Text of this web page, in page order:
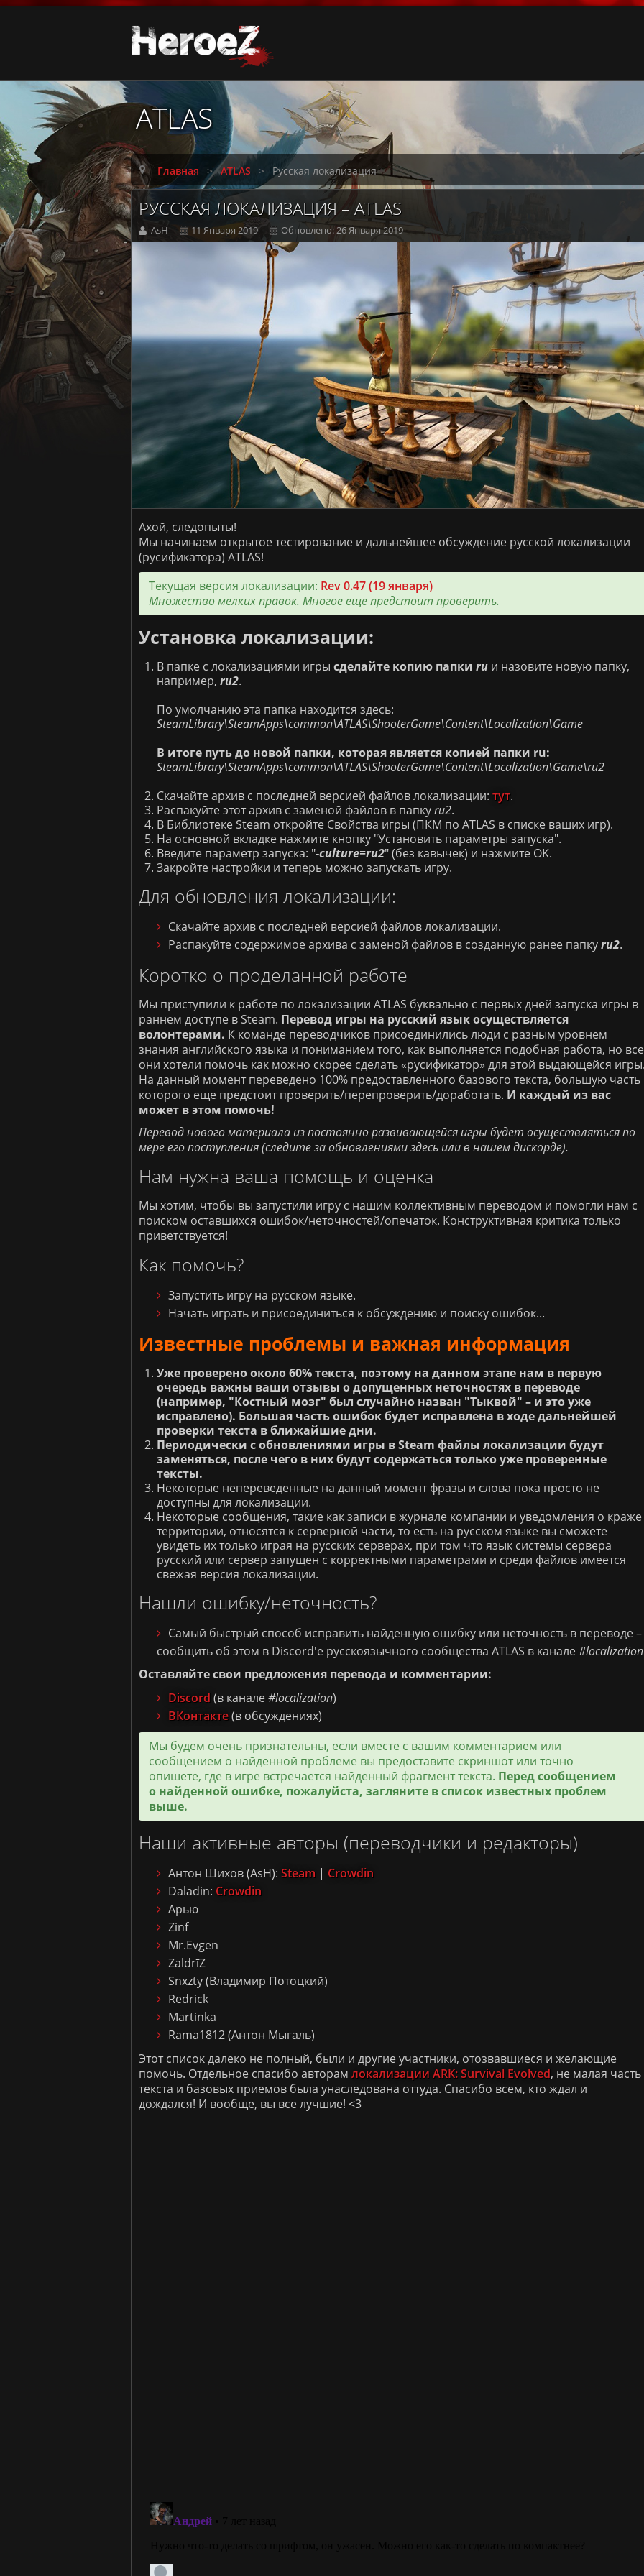
ATLAS
Главная > ATLAS > Русская локализация
РУССКАЯ ЛОКАЛИЗАЦИЯ – ATLAS
AsH 11 Января 2019 Обновлено: 26 Января 2019
Ахой, следопыты!
Мы начинаем открытое тестирование и дальнейшее обсуждение русской локализации
(русификатора) ATLAS!
Текущая версия локализации: Rev 0.47 (19 января)
Множество мелких правок. Многое еще предстоит проверить.
Установка локализации:
В папке с локализациями игры сделайте копию папки ru и назовите новую папку,
например, ru2.
По умолчанию эта папка находится здесь:
SteamLibrary\SteamApps\common\ATLAS\ShooterGame\Content\Localization\Game
В итоге путь до новой папки, которая является копией папки ru:
SteamLibrary\SteamApps\common\ATLAS\ShooterGame\Content\Localization\Game\ru2
Скачайте архив с последней версией файлов локализации: тут.
Распакуйте этот архив с заменой файлов в папкуru2.
В Библиотеке Steam откройте Свойства игры (ПКМ по ATLAS в списке ваших игр).
На основной вкладке нажмите кнопку "Установить параметры запуска".
Введите параметр запуска: "-culture=ru2" (без кавычек) и нажмите ОK.
Закройте настройки и теперь можно запускать игру.
Для обновления локализации:
Скачайте архив с последней версией файлов локализации.
Распакуйте содержимое архива с заменой файлов в созданную ранее папкуru2.
Коротко о проделанной работе
Мы приступили к работе по локализации ATLAS буквально с первых дней запуска игры в
раннем доступе в Steam. Перевод игры на русский язык осуществляется
волонтерами. К команде переводчиков присоединились люди с разным уровнем
знания английского языка и пониманием того, как выполняется подобная работа, но все
они хотели помочь как можно скорее сделать «русификатор» для этой выдающейся
На данный момент переведено 100% предоставленного базового текста, большую часть
которого еще предстоит проверить/перепроверить/доработать. И каждый из вас
может в этом помочь!
Перевод нового материала из постоянно развивающейся игры будет осуществляться по
мере его поступления (следите за обновлениями здесь или в нашем дискорде).
Нам нужна ваша помощь и оценка
Мы хотим, чтобы вы запустили игру с нашим коллективным переводом и помогли нам с
поиском оставшихся ошибок/неточностей/опечаток. Конструктивная критика только
приветствуется!
Как помочь?
Запустить игру на русском языке.
Начать играть и присоединиться к обсуждению и поиску ошибок...
Известные проблемы и важная информация
Уже проверено около 60% текста, поэтому на данном этапе нам в первую
очередь важны ваши отзывы о допущенных неточностях в переводе
(например, "Костный мозг" был случайно назван "Тыквой" – и это уже
исправлено). Большая часть ошибок будет исправлена в ходе дальнейшей
проверки текста в ближайшие дни.
Периодически с обновлениями игры в Steam файлы локализации будут
заменяться, после чего в них будут содержаться только уже проверенные
тексты.
Некоторые непереведенные на данный момент фразы и слова пока просто не
доступны для локализации.
Некоторые сообщения, такие как записи в журнале компании и уведомления о краже
территории, относятся к серверной части, то есть на русском языке вы сможете
увидеть их только играя на русских серверах, при том что язык системы сервера
русский или сервер запущен с корректными параметрами и среди файлов имеется
свежая версия локализации.
Нашли ошибку/неточность?
Самый быстрый способ исправить найденную ошибку или неточность в переводе –
сообщить об этом в Discord'е русскоязычного сообщества ATLAS в канале#localization
Оставляйте свои предложения перевода и комментарии:
Discord (в канале#localization)
ВКонтакте(в обсуждениях)
Мы будем очень признательны, если вместе с вашим комментарием или
сообщением о найденной проблеме вы предоставите скриншот или точно
опишете, где в игре встречается найденный фрагмент текста. Перед сообщением
о найденной ошибке, пожалуйста, загляните в список известных проблем
выше.
Наши активные авторы (переводчики и редакторы)
Антон Шихов (AsH): Steam | Crowdin
Daladin: Crowdin
Арью
Zinf
Mr.Evgen
ZaldrīZ
Snxzty (Владимир Потоцкий)
Redrick
Martinka
Rama1812 (Антон Мыгаль)
Этот список далеко не полный, были и другие участники, отозвавшиеся и желающие
помочь. Отдельное спасибо авторам локализации ARK: Survival Evolved, не малая часть
текста и базовых приемов была унаследована оттуда. Спасибо всем, кто ждал и
дождался! И вообще, вы все лучшие! <3